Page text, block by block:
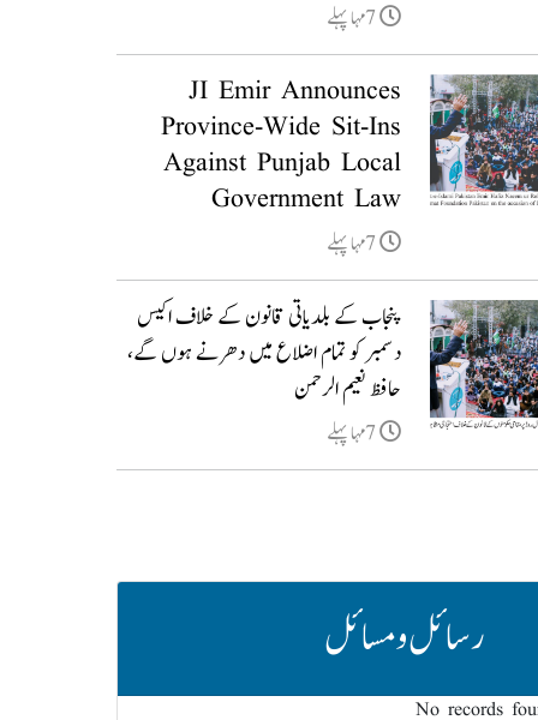
JI Emir Announces
Province-Wide Sit-Ins
Against Punjab Local
Government Law
پنجاب کے بلدیاتی قانون کے خلاف اکیس
دسمبر کو تمام اضلاع میں دھرنے ہوں گے،
حافظ نعیم الرحمن
رسائل و مسائل
No records